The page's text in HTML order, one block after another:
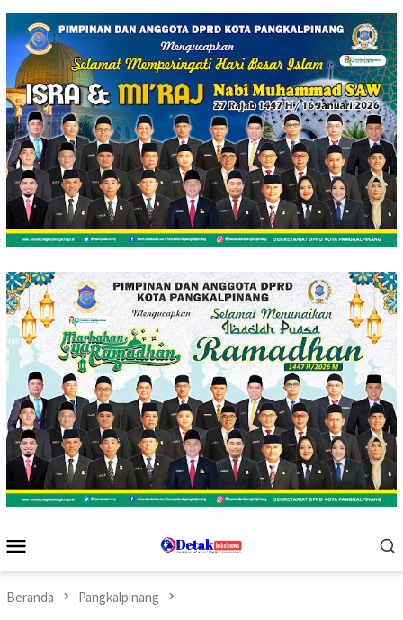
Loncat
konten
Mobile
Beranda Pangkalpinang